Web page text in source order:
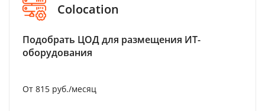
Colocation
Подобрать ЦОД для размещения ИТ-
оборудования
От 815 руб./месяц